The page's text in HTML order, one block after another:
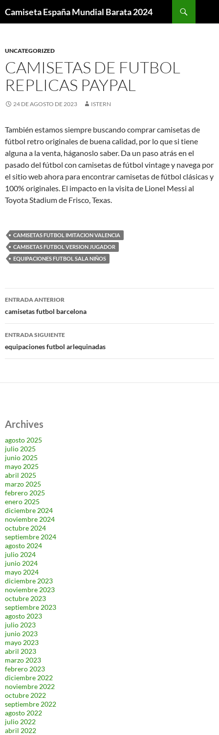
Camiseta España Mundial Barata 2024
UNCATEGORIZED
CAMISETAS DE FUTBOL
REPLICAS PAYPAL
24 DE AGOSTO DE 2023 ISTERN
También estamos siempre buscando comprar camisetas de
fútbol retro originales de buena calidad, por lo que si tiene
alguna a la venta, háganoslo saber. Da un paso atrás en el
pasado del fútbol con camisetas de fútbol vintage y navega por
el sitio web ahora para encontrar camisetas de fútbol clásicas y
100% originales. El impacto en la visita de Lionel Messi al
Toyota Stadium de Frisco, Texas.
CAMISETAS FUTBOL IMITACION VALENCIA
CAMISETAS FUTBOL VERSION JUGADOR
EQUIPACIONES FUTBOL SALA NIÑOS
Navegación
de
entradas
ENTRADA ANTERIOR
camisetas futbol barcelona
ENTRADA SIGUIENTE
equipaciones futbol arlequinadas
Archives
agosto 2025
julio 2025
junio 2025
mayo 2025
abril 2025
marzo 2025
febrero 2025
enero 2025
diciembre 2024
noviembre 2024
octubre 2024
septiembre 2024
agosto 2024
julio 2024
junio 2024
mayo 2024
diciembre 2023
noviembre 2023
octubre 2023
septiembre 2023
agosto 2023
julio 2023
junio 2023
mayo 2023
abril 2023
marzo 2023
febrero 2023
diciembre 2022
noviembre 2022
octubre 2022
septiembre 2022
agosto 2022
julio 2022
abril 2022